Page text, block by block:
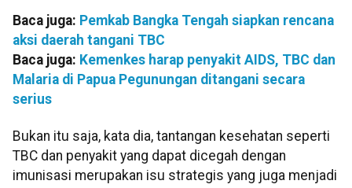
Baca juga: Pemkab Bangka Tengah siapkan rencana
aksi daerah tangani TBC
Baca juga: Kemenkes harap penyakit AIDS, TBC dan
Malaria di Papua Pegunungan ditangani secara
serius
Bukan itu saja, kata dia, tantangan kesehatan seperti
TBC dan penyakit yang dapat dicegah dengan
imunisasi merupakan isu strategis yang juga menjadi